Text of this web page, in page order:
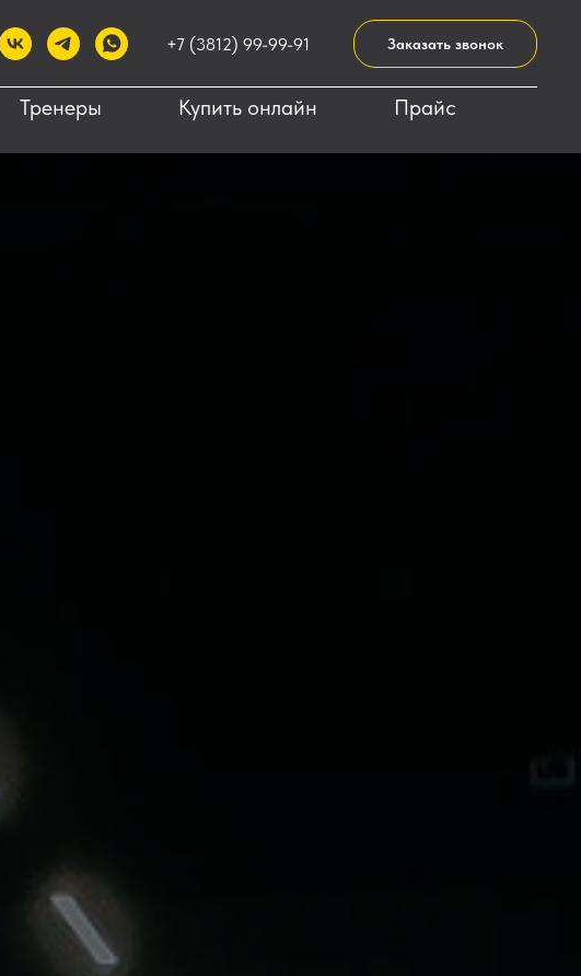
+7 (3812) 99-99-91 Заказать звонок
Тренеры Купить онлайн
Прайс
+7 (3812) 99-99-91 Заказать звонок
Цены Сайкл